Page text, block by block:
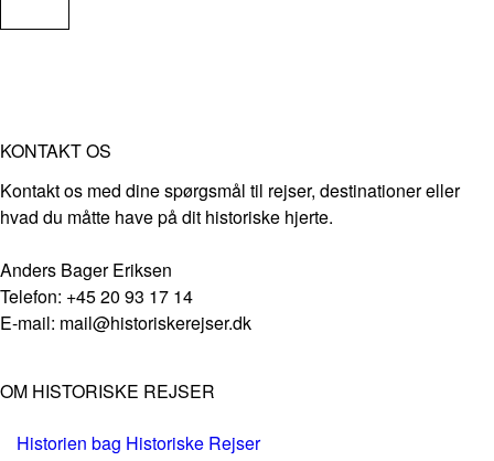
KONTAKT OS
Kontakt os med dine spørgsmål til rejser, destinationer eller
hvad du måtte have på dit historiske hjerte.
Anders Bager Eriksen
Telefon: +45 20 93 17 14
E-mail: mail@historiskerejser.dk
OM HISTORISKE REJSER
Historien bag Historiske Rejser